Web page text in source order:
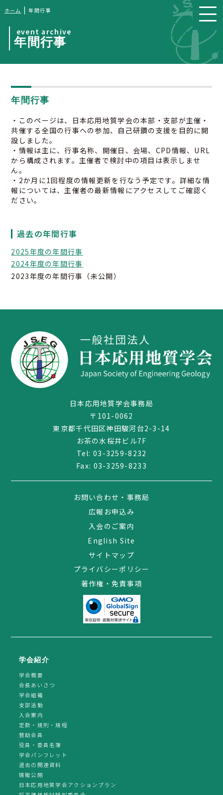
03-3259-8232
ホーム |年間行事
event archive
年間行事
年間行事
・このページは、日本応用地質学会の本部・支部が主催・
共催する全国の行事への参加、自己研鑽の支援を目的に開
設しました。
・情報は主に、行事名称、開催日、会場、CPD情報、URL
から構成されます。主催者で検討中の項目は表示しませ
ん。
・2か月に1回程度の情報更新を行なう予定です。詳細な情
報については、主催者の最新情報にアクセスしてご確認く
ださい。
過去の年間行事
2025年度の年間行事
2024年度の年間行事
2023年度の年間行事（未公開）
日本応用地質学会事務局
〒101-0062
東京都千代田区神田駿河台2-3-14
お茶の水桜井ビル7F
Tel:03-3259-8232
Fax: 03-3259-8233
お問い合わせ・事務局
広報お申込み
入会のご案内
English Site
サイトマップ
プライバシーポリシー
著作権・免責事項
学会紹介
学会概要
会長あいさつ
学会組織
支部活動
入会案内
定款・規則・規程
賛助会員
役員・委員名簿
学会パンフレット
過去の関連資料
情報公開
日本応用地質学会アクションプラン